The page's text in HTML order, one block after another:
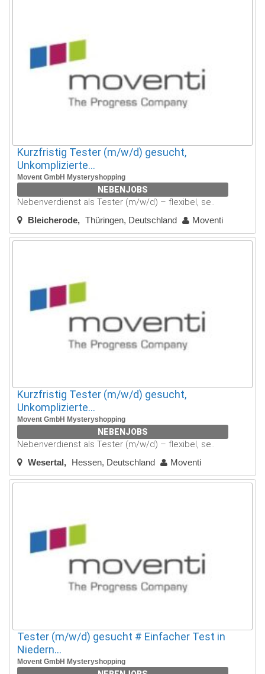
Kurzfristig Tester (m/w/d) gesucht,
Unkomplizierte...
Movent GmbH Mysteryshopping
NEBENJOBS
Nebenverdienst als Tester (m/w/d) – flexibel, se..
Bleicherode Thüringen, Deutschland Moventi
Kurzfristig Tester (m/w/d) gesucht,
Unkomplizierte...
Movent GmbH Mysteryshopping
NEBENJOBS
Nebenverdienst als Tester (m/w/d) – flexibel, se..
Wesertal Hessen, Deutschland Moventi
Tester (m/w/d) gesucht # Einfacher Test in
Niedern...
Movent GmbH Mysteryshopping